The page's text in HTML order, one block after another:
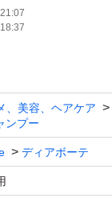
！
す。
さいm(__)m
し
、美容、ヘアケア
ンプー
ディアボーテ